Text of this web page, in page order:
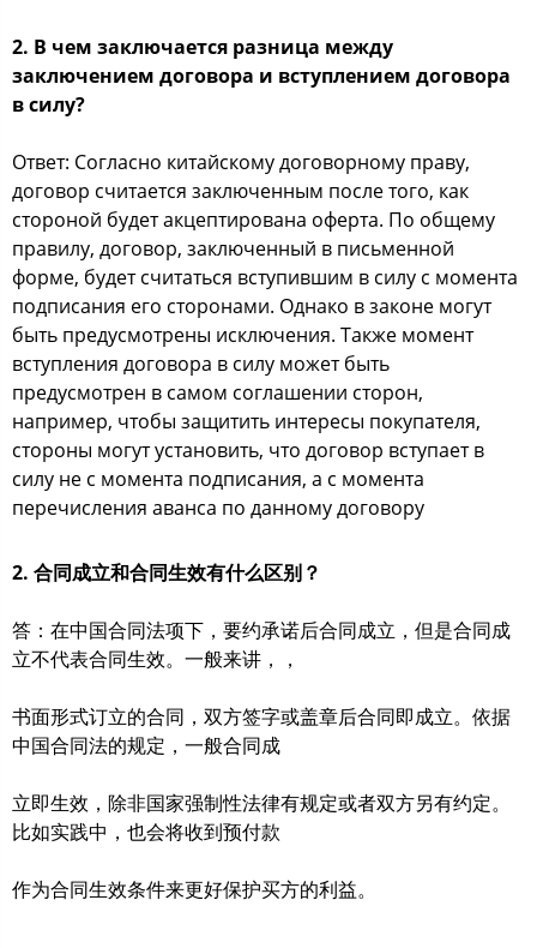
2. В чем заключается разница между
заключением договора и вступлением договора
в силу?
Ответ: Согласно китайскому договорному праву,
договор считается заключенным после того, как
стороной будет акцептирована оферта. По общему
правилу, договор, заключенный в письменной
форме, будет считаться вступившим в силу с момента
подписания его сторонами. Однако в законе могут
быть предусмотрены исключения. Также момент
вступления договора в силу может быть
предусмотрен в самом соглашении сторон,
например, чтобы защитить интересы покупателя,
стороны могут установить, что договор вступает в
силу не с момента подписания, а с момента
перечисления аванса по данному договору
2. 合同成立和合同生效有什么区别？
答：在中国合同法项下，要约承诺后合同成立，但是合同成
立不代表合同生效。一般来讲，，
书面形式订立的合同，双方签字或盖章后合同即成立。依据
中国合同法的规定，一般合同成
立即生效，除非国家强制性法律有规定或者双方另有约定。
比如实践中，也会将收到预付款
作为合同生效条件来更好保护买方的利益。